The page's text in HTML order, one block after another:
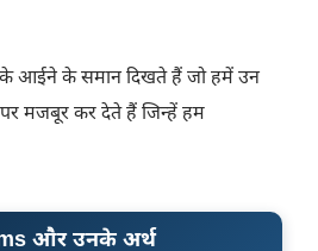
आईने के समान दिखते हैं जो हमें उन
मजबूर कर देते हैं जिन्हें हम
और उनके अर्थ